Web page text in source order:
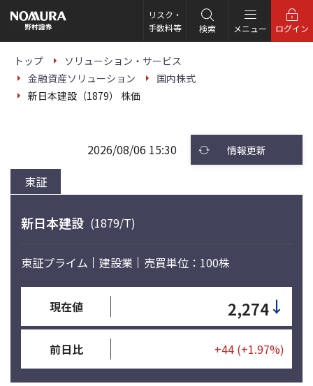
の
ー
リスク・
手数料等
検索 メニュー ログイン
トップ
ソリューション・サービス
金融資産ソリューション
国内株式
新日本建設（1879） 株価
東証
2026/08/06 15:30 情報更新
新日本建設 (1879/T)
東証プライム 建設業 売買単位：100株
現在値 2,274↓
前日比 +44 (+1.97%)